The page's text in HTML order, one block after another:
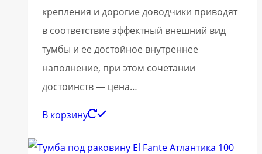
крепления и дорогие доводчики приводят
в соответствие эффектный внешний вид
тумбы и ее достойное внутреннее
наполнение, при этом сочетании
достоинств — цена…
В корзину